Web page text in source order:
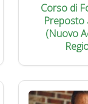
Corso di
Preposto
(Nuovo